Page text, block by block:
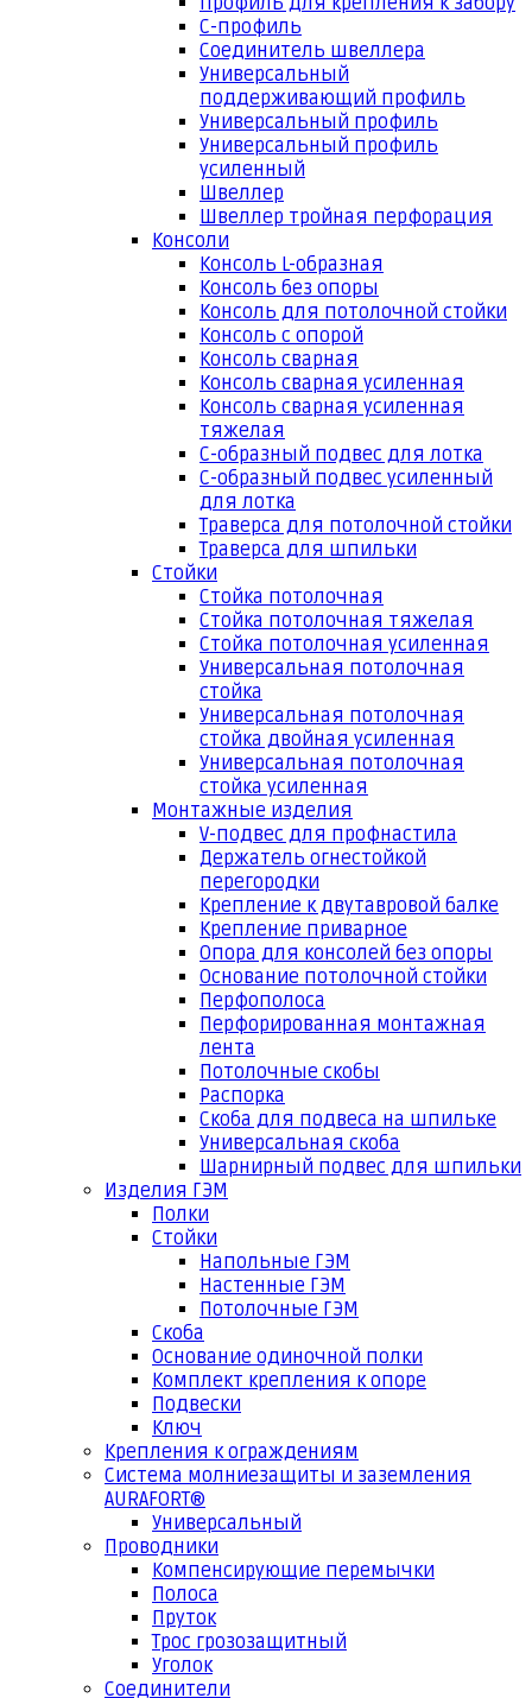
С-профиль
Соединитель швеллера
Универсальный
поддерживающий профиль
Универсальный профиль
Универсальный профиль
усиленный
Швеллер
Швеллер тройная перфорация
Консоли
Консоль L-образная
Консоль без опоры
Консоль для потолочной стойки
Консоль с опорой
Консоль сварная
Консоль сварная усиленная
Консоль сварная усиленная
тяжелая
С-образный подвес для лотка
С-образный подвес усиленный
для лотка
Траверса для потолочной стойки
Траверса для шпильки
Стойки
Стойка потолочная
Стойка потолочная тяжелая
Стойка потолочная усиленная
Универсальная потолочная
стойка
Универсальная потолочная
стойка двойная усиленная
Универсальная потолочная
стойка усиленная
Монтажные изделия
V-подвес для профнастила
Держатель огнестойкой
перегородки
Крепление к двутавровой балке
Крепление приварное
Опора для консолей без опоры
Основание потолочной стойки
Перфополоса
Перфорированная монтажная
лента
Потолочные скобы
Распорка
Скоба для подвеса на шпильке
Универсальная скоба
Шарнирный подвес для шпильки
Изделия ГЭМ
Полки
Стойки
Напольные ГЭМ
Настенные ГЭМ
Потолочные ГЭМ
Скоба
Основание одиночной полки
Комплект крепления к опоре
Подвески
Ключ
Крепления к ограждениям
Система молниезащиты и заземления
AURAFORT®
Универсальный
Проводники
Компенсирующие перемычки
Полоса
Пруток
Трос грозозащитный
Уголок
Соединители